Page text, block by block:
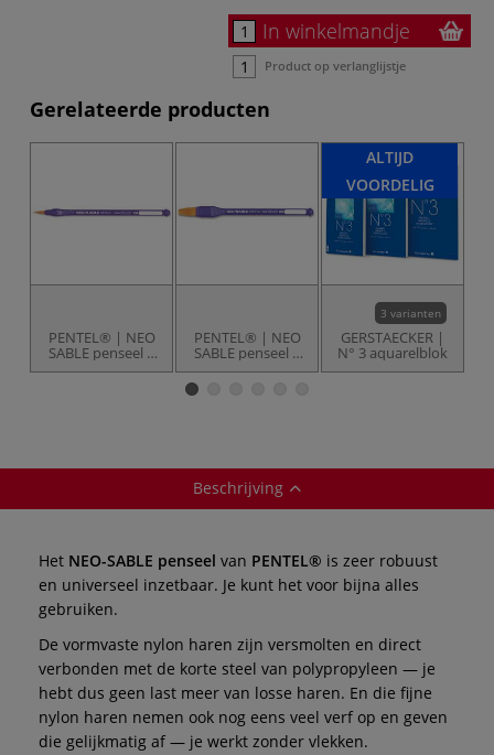
In winkelmandje
Product op verlanglijstje
Gerelateerde producten
PENTEL® | NEO
SABLE penseel ○
rond —
PENTEL® | NEO
SABLE penseel ○
kattentong —
synthetisch haar
ALTIJD
VOORDELIG
3 varianten
GERSTAECKER |
N° 3 aquarelblok
Beschrijving
Het NEO-SABLE penseel van PENTEL® is zeer robuust
en universeel inzetbaar. Je kunt het voor bijna alles
gebruiken.
De vormvaste nylon haren zijn versmolten en direct
verbonden met de korte steel van polypropyleen — je
hebt dus geen last meer van losse haren. En die fijne
nylon haren nemen ook nog eens veel verf op en geven
die gelijkmatig af — je werkt zonder vlekken.